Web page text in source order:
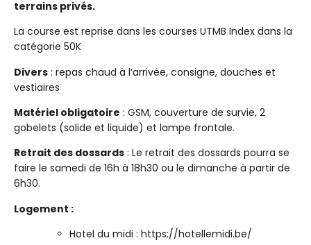
terrains privés.
La course est reprise dans les courses UTMB Index dans la
catégorie 50K
Divers : repas chaud à l’arrivée, consigne, douches et
vestiaires
Matériel obligatoire : GSM, couverture de survie, 2
gobelets (solide et liquide) et lampe frontale.
Retrait des dossards : Le retrait des dossards pourra se
faire le samedi de 16h à 18h30 ou le dimanche à partir de
6h30.
Logement :
Hotel du midi : https://hotellemidi.be/